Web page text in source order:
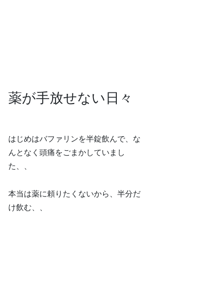
薬が手放せない日々
はじめはバファリンを半錠飲んで、な
んとなく頭痛をごまかしていまし
た、、
本当は薬に頼りたくないから、半分だ
け飲む、、